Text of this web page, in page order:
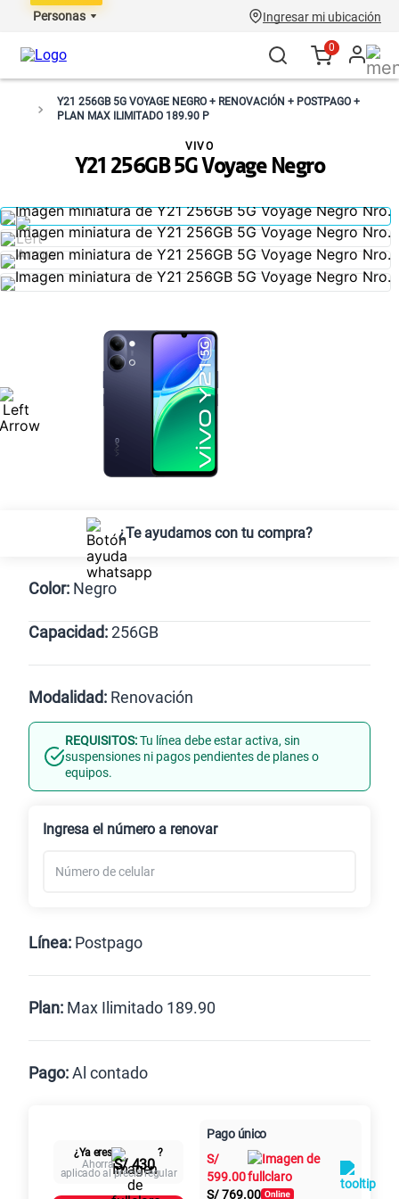
Personas Ingresar mi ubicación
0
Y21 256GB 5G VOYAGE NEGRO + RENOVACIÓN + POSTPAGO +
PLAN MAX ILIMITADO 189.90 P
Y21 256GB 5G Voyage Negro
VIVO
¿Te ayudamos con tu compra?
Color: Negro
Negro
Capacidad:256GB
256GB
Modalidad: Renovación
Línea Nueva Portabilidad
REQUISITOS:Tu línea debe estar activa, sin
suspensiones ni pagos pendientes de planes o
equipos.
Ingresa el número a renovar
Línea: Postpago
Postpago
Plan: Max Ilimitado 189.90
125GBen alta velocidad
79.90
Pago:Al contado
Cuotas Claro
intereses
¿Ya eres
?
AhorraS/ 430
aplicado al precio regular
Pago único
S/
599.00
S/769.00